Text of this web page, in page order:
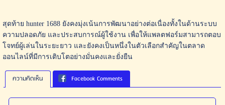
สุดท้าย hunter 1688 ยังคงมุ่งเน้นการพัฒนาอย่างต่อเนื่องทั้งในด้านระบบ
ความปลอดภัย และประสบการณ์ผู้ใช้งาน เพื่อให้แพลตฟอร์มสามารถตอบ
โจทย์ผู้เล่นในระยะยาว และยังคงเป็นหนึ่งในตัวเลือกสำคัญในตลาด
ออนไลน์ที่มีการเติบโตอย่างมั่นคงและยั่งยืน
ความคิดเห็น Facebook Comments